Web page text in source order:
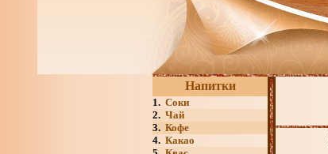
Напитки
1. Соки
2. Чай
3. Кофе
4. Какао